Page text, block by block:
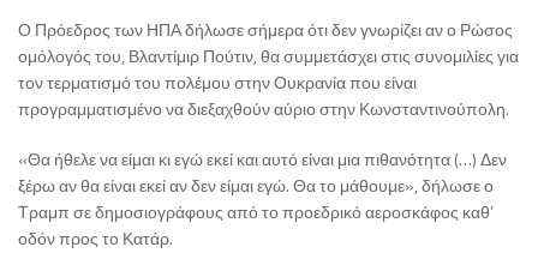
Ο Πρόεδρος των ΗΠΑ δήλωσε σήμερα ότι δεν γνωρίζει αν ο Ρώσος
ομόλογός του, Βλαντίμιρ Πούτιν, θα συμμετάσχει στις συνομιλίες για
τον τερματισμό του πολέμου στην Ουκρανία που είναι
προγραμματισμένο να διεξαχθούν αύριο στην Κωνσταντινούπολη.
«Θα ήθελε να είμαι κι εγώ εκεί και αυτό είναι μια πιθανότητα (…) Δεν
ξέρω αν θα είναι εκεί αν δεν είμαι εγώ. Θα το μάθουμε», δήλωσε ο
Τραμπ σε δημοσιογράφους από το προεδρικό αεροσκάφος καθ’
οδόν προς το Κατάρ.